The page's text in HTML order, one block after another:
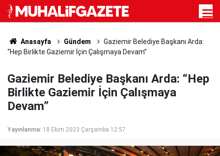
Anasayfa Gündem
Gaziemir Belediye Başkanı Arda:
“Hep Birlikte Gaziemir İçin Çalışmaya Devam”
Gaziemir Belediye Başkanı Arda: “Hep
Birlikte Gaziemir İçin Çalışmaya
Devam”
Yayınlanma: 18 Ekim 2023 Çarşamba 12:57